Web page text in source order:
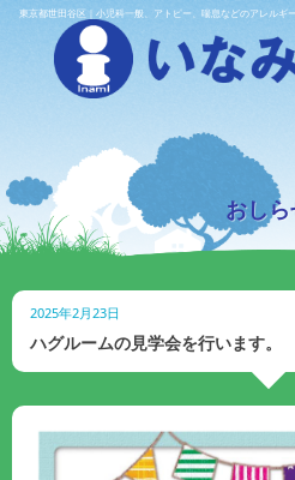
Skip東京都世田谷区｜小児科一般、アトピー、喘息などのアレルギ
おし
2025年2月23日
ハグルームの見学会を行います。